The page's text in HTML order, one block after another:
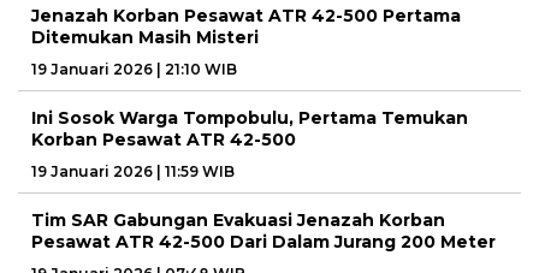
Jenazah Korban Pesawat ATR 42-500 Pertama
Ditemukan Masih Misteri
19 Januari 2026 | 21:10 WIB
Ini Sosok Warga Tompobulu, Pertama Temukan
Korban Pesawat ATR 42-500
19 Januari 2026 | 11:59 WIB
Tim SAR Gabungan Evakuasi Jenazah Korban
Pesawat ATR 42-500 Dari Dalam Jurang 200 Meter